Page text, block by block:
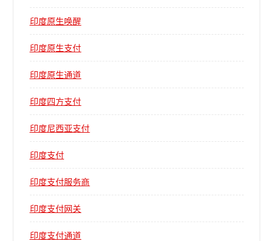
印度原生唤醒
印度原生支付
印度原生通道
印度四方支付
印度尼西亚支付
印度支付
印度支付服务商
印度支付网关
印度支付通道